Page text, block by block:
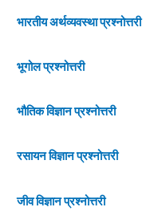
भारतीय अर्थव्यवस्था प्रश्नोत्तरी
भूगोल प्रश्नोत्तरी
भौतिक विज्ञान प्रश्नोत्तरी
रसायन विज्ञान प्रश्नोत्तरी
जीव विज्ञान प्रश्नोत्तरी